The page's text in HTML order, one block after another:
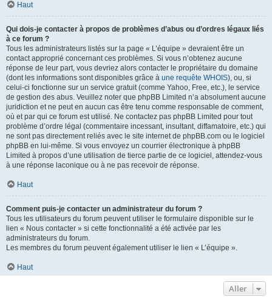
Haut
Qui dois-je contacter à propos de problèmes d’abus ou d’ordres légaux liés
à ce forum ?
Tous les administrateurs listés sur la page « L’équipe » devraient être un
contact approprié concernant ces problèmes. Si vous n’obtenez aucune
réponse de leur part, vous devriez alors contacter le propriétaire du domaine
(dont les informations sont disponibles grâce à une requête WHOIS), ou, si
celui-ci fonctionne sur un service gratuit (comme Yahoo, Free, etc.), le service
de gestion des abus. Veuillez noter que phpBB Limited n’a absolument aucune
juridiction et ne peut en aucun cas être tenu comme responsable de comment,
où et par qui ce forum est utilisé. Ne contactez pas phpBB Limited pour tout
problème d’ordre légal (commentaire incessant, insultant, diffamatoire, etc.) qui
ne sont pas directement reliés avec le site internet de phpBB.com ou le logiciel
phpBB en lui-même. Si vous envoyez un courrier électronique à phpBB
Limited à propos d’une utilisation de tierce partie de ce logiciel, attendez-vous
à une réponse laconique ou à ne pas recevoir de réponse.
Haut
Comment puis-je contacter un administrateur du forum ?
Tous les utilisateurs du forum peuvent utiliser le formulaire disponible sur le
lien « Nous contacter » si cette fonctionnalité a été activée par les
administrateurs du forum.
Les membres du forum peuvent également utiliser le lien « L’équipe ».
Haut
Aller